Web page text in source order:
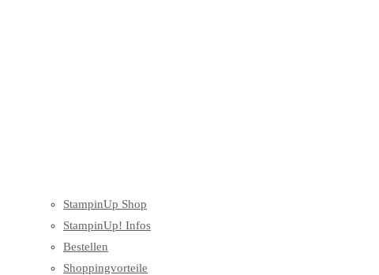
StampinUp Shop
StampinUp! Infos
Bestellen
Shoppingvorteile